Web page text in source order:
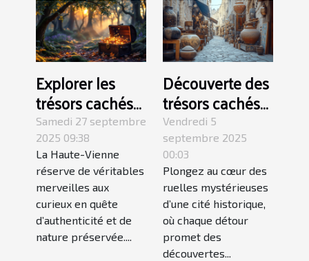
Explorer les
trésors cachés
de la Haute-
Vienne
Samedi 27 septembre
2025 09:38
La Haute-Vienne
réserve de véritables
merveilles aux
curieux en quête
d’authenticité et de
nature préservée....
Découverte des
trésors cachés
dans les ruelles
de la cité
historique
Vendredi 5
septembre 2025
00:03
Plongez au cœur des
ruelles mystérieuses
d’une cité historique,
où chaque détour
promet des
découvertes...